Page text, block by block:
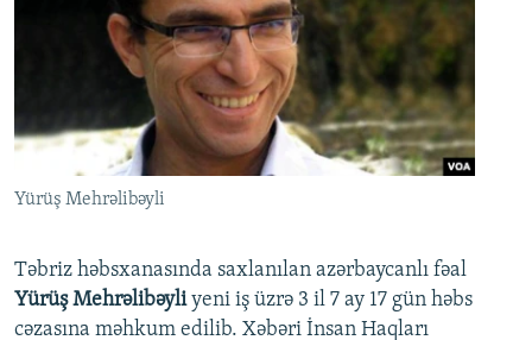
Yürüş Mehrəlibəyli
Təbriz həbsxanasında saxlanılan azərbaycanlı fəal
Yürüş Mehrəlibəyliyeni iş üzrə 3 il 7 ay 17 gün həbs
cəzasına məhkum edilib. Xəbəri İnsan Haqları